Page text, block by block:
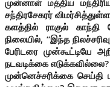
சந்திரசேகரர்
களத்தில் ராகுல் காந்தி
நிலையில், “இந்த
பேரிடரை முன்கூட்டியே
நடவடிக்கை எடுக்கவில்லை?
முன்னெச்சரிக்கை செய்தி